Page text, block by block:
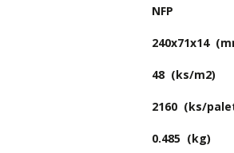
NFP
240x71x14
48 (ks/m2)
2160 (ks/
0.485 (kg)